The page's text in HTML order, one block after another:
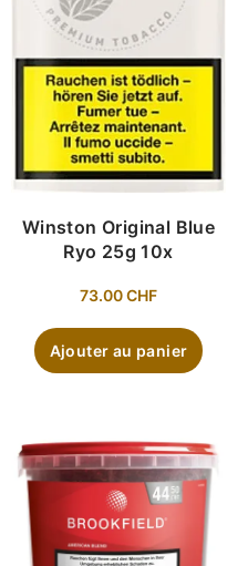
Winston Original Blue
Ryo 25g 10x
73.00CHF
Ajouter au panier